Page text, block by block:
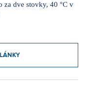
za dve stovky, 40 °C v